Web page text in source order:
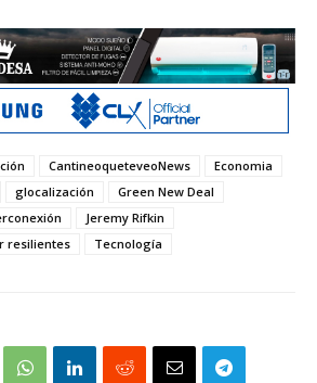
CantineoqueteveoNews
Economia
glocalización
Green New Deal
Jeremy Rifkin
resilientes Tecnología